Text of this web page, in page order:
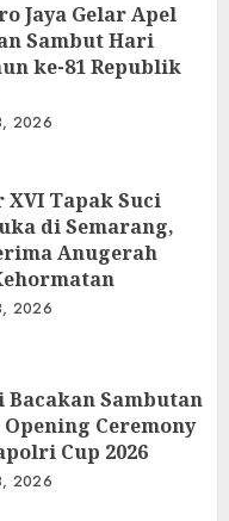
Jaya Gelar Apel
Sambut Hari
ke-81 Republik
2026
Tapak Suci
di Semarang,
Anugerah
2026
Sambutan
Ceremony
Cup 2026
2026